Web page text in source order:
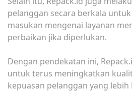
pelanggan secara berkala
masukan mengenai layanan
perbaikan jika diperlukan.
Dengan pendekatan ini,
untuk terus meningkatkan
kepuasan pelanggan yang lebih